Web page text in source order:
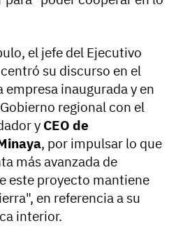
el jefe del Ejecutivo
su discurso en el
inaugurada y en
regional con el
y CEO de
, por impulsar lo que
más avanzada de
este proyecto mantiene
en referencia a su
interior.